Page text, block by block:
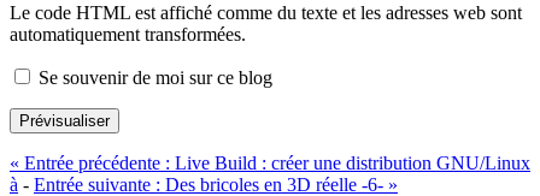
Le code HTML est affiché comme du texte et les adresses web sont
automatiquement transformées.
Se souvenir de moi sur ce blog
Prévisualiser
« Entrée précédente : Live Build : créer une distribution GNU/Linux
à - Entrée suivante : Des bricoles en 3D réelle -6- »